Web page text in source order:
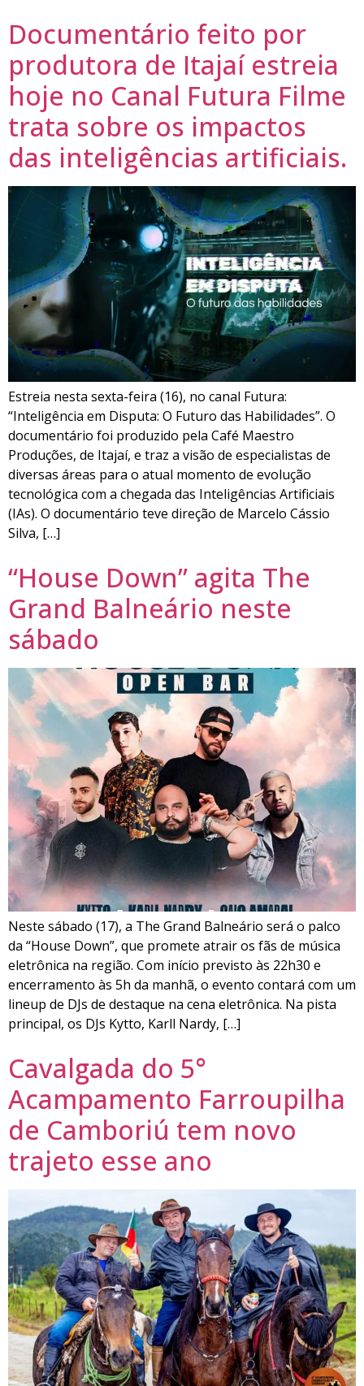
Documentário feito por
produtora de Itajaí estreia
hoje no Canal Futura Filme
trata sobre os impactos
das inteligências artificiais.
Estreia nesta sexta-feira (16), no canal Futura:
“Inteligência em Disputa: O Futuro das Habilidades”. O
documentário foi produzido pela Café Maestro
Produções, de Itajaí, e traz a visão de especialistas de
diversas áreas para o atual momento de evolução
tecnológica com a chegada das Inteligências Artificiais
(IAs). O documentário teve direção de Marcelo Cássio
Silva, […]
“House Down” agita The
Grand Balneário neste
sábado
Neste sábado (17), a The Grand Balneário será o palco
da “House Down”, que promete atrair os fãs de música
eletrônica na região. Com início previsto às 22h30 e
encerramento às 5h da manhã, o evento contará com um
lineup de DJs de destaque na cena eletrônica. Na pista
principal, os DJs Kytto, Karll Nardy, […]
Cavalgada do 5°
Acampamento Farroupilha
de Camboriú tem novo
trajeto esse ano